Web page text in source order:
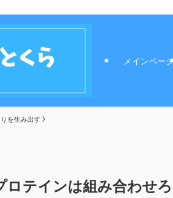
メインページ
を生み出す
ロテインは組み合わせ